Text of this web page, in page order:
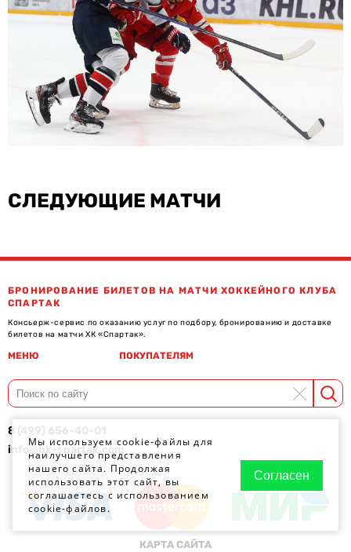
Мы используем cookie-файлы для
наилучшего представления
нашего сайта. Продолжая
использовать этот сайт, вы
соглашаетесь с использованием
cookie-файлов.
Согласен
СЛЕДУЮЩИЕ МАТЧИ
БРОНИРОВАНИЕ БИЛЕТОВ НА МАТЧИ ХОККЕЙНОГО КЛУБА
СПАРТАК
Консьерж-сервис по оказанию услуг по подбору, бронированию и доставке
билетов на матчи ХК «Спартак».
МЕНЮ ПОКУПАТЕЛЯМ
8 (499) 656-40-01
info@hk-spartak.com
КАРТА САЙТА